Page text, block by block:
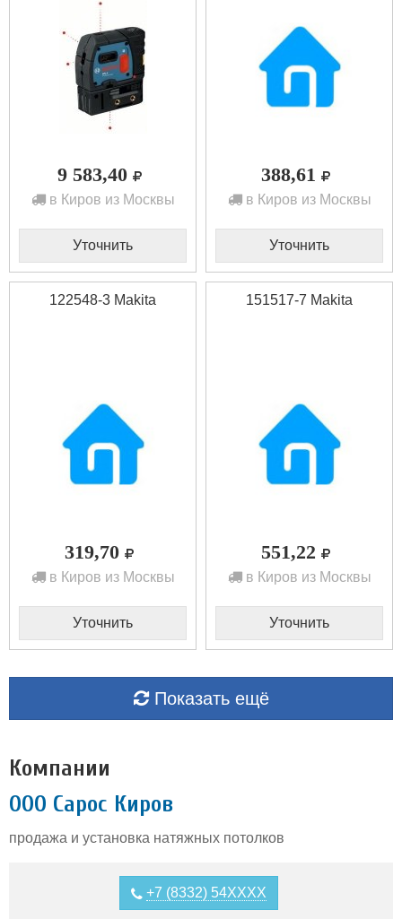
9 583,40
в Киров из Москвы
Уточнить
388,61
в Киров из Москвы
Уточнить
122548-3 Makita
319,70
в Киров из Москвы
Уточнить
151517-7 Makita
551,22
в Киров из Москвы
Уточнить
Показать ещё
Компании
ООО Сарос Киров
продажа и установка натяжных потолков
+7 (8332) 54XXXX